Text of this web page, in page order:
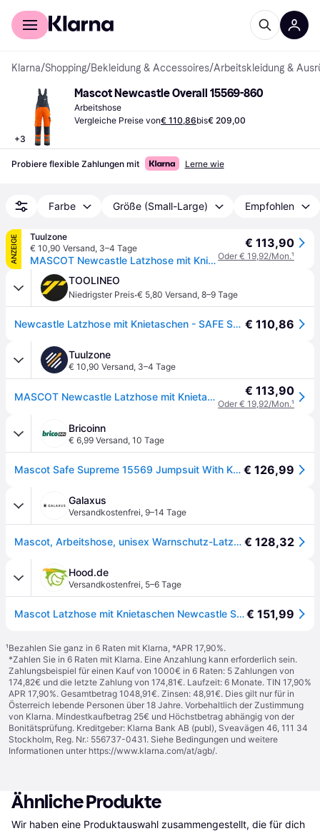
Für Shopper
Klarna/Shopping/Bekleidung & Accessoires/Arbeitskleidung &
+3
Mascot Newcastle Overall 15569-860
Arbeitshose
Vergleiche Preise von€ 110,86bis€ 209,00
Probiere flexible Zahlungen mit Lerne wie
Farbe Größe (Small-Large) Empfohlen
ANZEIGE
Tuulzone
€ 10,90 Versand, 3–4 Tage
MASCOT Newcastle Latzhose mit Knietaschen SAFE SUPREME Hi-vis Orange / Dunkelanthrazit 52 - 15569-860-1418-76C52 - Hi-vis Orange / Dunkelanthrazit
€ 113,90
Oder € 19,92/Mon.¹
TOOLINEO
Niedrigster Preis·€ 5,80 Versand, 8–9 Tage
Newcastle Latzhose mit Knietaschen - SAFE SUPREME - hi-vis Orange/Schwarzblau, Gr. 90C58 - orange/schwarz € 110,86
Tuulzone
€ 10,90 Versand, 3–4 Tage
MASCOT Newcastle Latzhose mit Knietaschen SAFE SUPREME Hi-vis Orange / Dunkelanthrazit 52 - 15569-860-1418-76C52 - Hi-vis Orange / Dunkelanthrazit € 113,90
Oder € 19,92/Mon.¹
Bricoinn
€ 6,99 Versand, 10 Tage
Mascot Safe Supreme 15569 Jumpsuit With Knee Pad Pockets Grün 54 / 90 € 126,99
Galaxus
Versandkostenfrei, 9–14 Tage
Mascot, Arbeitshose, unisex Warnschutz-Latzhose Newcastle orange, dunkelanthrazit Grösse 52 (L) € 128,32
Hood.de
Versandkostenfrei, 5–6 Tage
Mascot Latzhose mit Knietaschen Newcastle Safe Supreme 15569-860€ 151,99
¹Bezahlen Sie ganz in 6 Raten mit Klarna, *APR 17,90%.
*Zahlen Sie in 6 Raten mit Klarna. Eine Anzahlung kann erforderlich sein.
Zahlungsbeispiel für einen Kauf von 1000€ in 6 Raten: 5 Zahlungen von
174,82€ und die letzte Zahlung von 174,81€. Laufzeit: 6 Monate. TIN 17,90%
APR 17,90%. Gesamtbetrag 1048,91€. Zinsen: 48,91€. Dies gilt nur für in
Österreich lebende Personen über 18 Jahre. Vorbehaltlich der Zustimmung
von Klarna. Mindestkaufbetrag 25€ und Höchstbetrag abhängig von der
Bonitätsprüfung. Kreditgeber: Klarna Bank AB (publ), Sveavägen 46, 111 34
Stockholm, Reg. Nr.: 556737-0431. Siehe Bedingungen und weitere
Informationen unter https://www.klarna.com/at/agb/.
Ähnliche Produkte
Wir haben eine Produktauswahl zusammengestellt, die für dich